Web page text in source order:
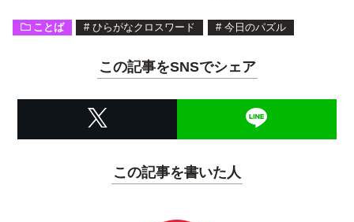
ことば # ひらがなクロスワード # 今日のパズル
この記事をSNSでシェア
この記事を書いた人